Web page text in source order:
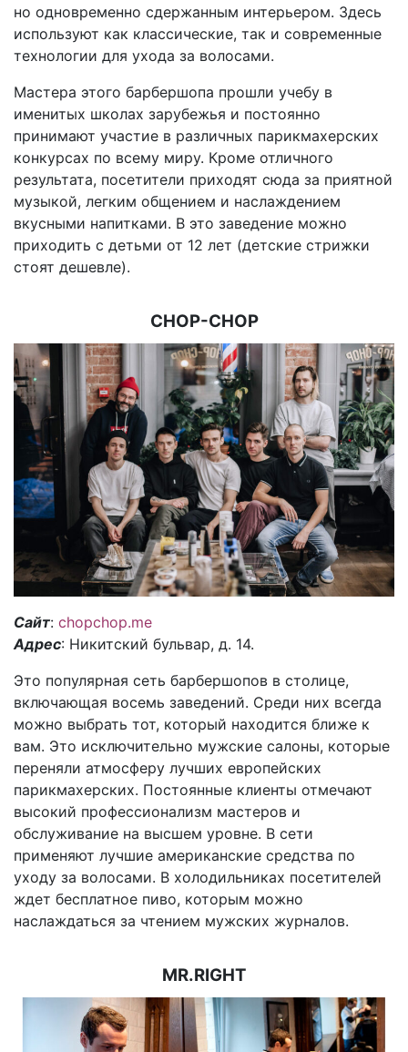
но одновременно сдержанным интерьером. Здесь
используют как классические, так и современные
технологии для ухода за волосами.
Мастера этого барбершопа прошли учебу в
именитых школах зарубежья и постоянно
принимают участие в различных парикмахерских
конкурсах по всему миру. Кроме отличного
результата, посетители приходят сюда за приятной
музыкой, легким общением и наслаждением
вкусными напитками. В это заведение можно
приходить с детьми от 12 лет (детские стрижки
стоят дешевле).
CHOP-CHOP
Сайт: chopchop.me
Адрес: Никитский бульвар, д. 14.
Это популярная сеть барбершопов в столице,
включающая восемь заведений. Среди них всегда
можно выбрать тот, который находится ближе к
вам. Это исключительно мужские салоны, которые
переняли атмосферу лучших европейских
парикмахерских. Постоянные клиенты отмечают
высокий профессионализм мастеров и
обслуживание на высшем уровне. В сети
применяют лучшие американские средства по
уходу за волосами. В холодильниках посетителей
ждет бесплатное пиво, которым можно
наслаждаться за чтением мужских журналов.
MR.RIGHT